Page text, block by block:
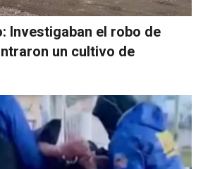
Investigaban el robo de
un cultivo de